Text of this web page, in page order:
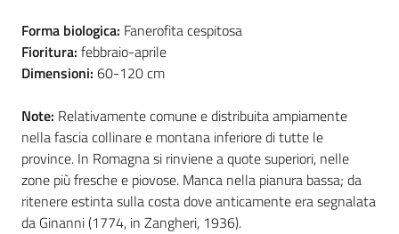
su
Forma biologica: Fanerofita cespitosa
Fioritura: febbraio-aprile
Dimensioni: 60-120 cm
Note: Relativamente comune e distribuita ampiamente
nella fascia collinare e montana inferiore di tutte le
province. In Romagna si rinviene a quote superiori, nelle
zone più fresche e piovose. Manca nella pianura bassa; da
ritenere estinta sulla costa dove anticamente era segnalata
da Ginanni (1774, in Zangheri, 1936).